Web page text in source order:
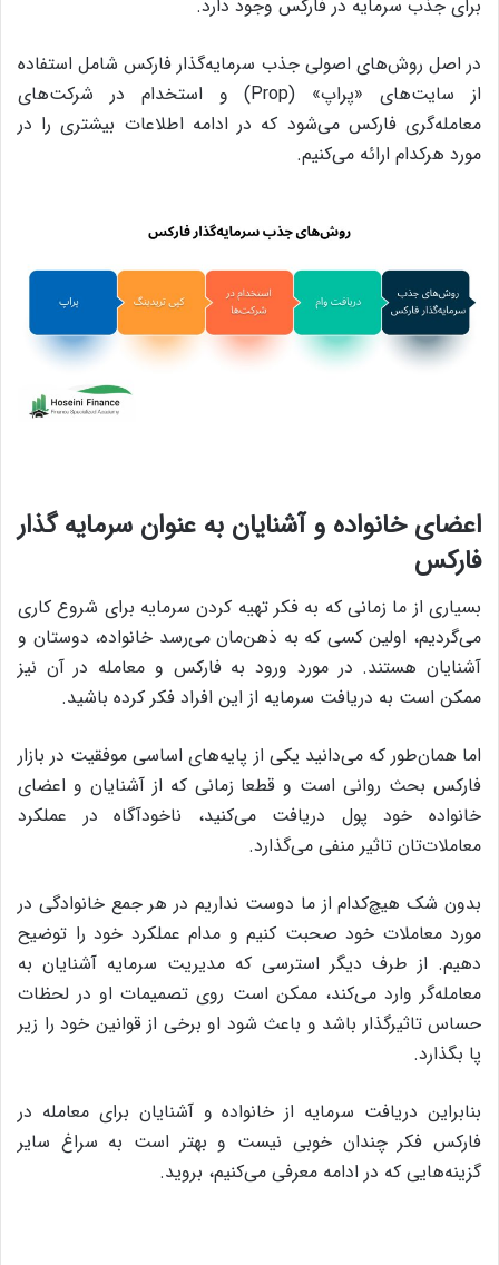
برای جذب سرمایه در فارکس وجود دارد.
در اصل روش‌های اصولی جذب سرمایه‌گذار فارکس شامل استفاده
از سایت‌های «پراپ» (Prop) و استخدام در شرکت‌های
معامله‌گری فارکس می‌شود که در ادامه اطلاعات بیشتری را در
مورد هرکدام ارائه می‌کنیم.
اعضای خانواده و آشنایان به عنوان سرمایه گذار
فارکس
بسیاری از ما زمانی که به فکر تهیه کردن سرمایه برای شروع کاری
می‌گردیم، اولین کسی که به ذهن‌مان می‌رسد خانواده، دوستان و
آشنایان هستند. در مورد ورود به فارکس و معامله در آن نیز
ممکن است به دریافت سرمایه از این افراد فکر کرده باشید.
اما همان‌طور که می‌دانید یکی از پایه‌های اساسی موفقیت در بازار
فارکس بحث روانی است و قطعا زمانی که از آشنایان و اعضای
خانواده خود پول دریافت می‌کنید، ناخودآگاه در عملکرد
معاملات‌تان تاثیر منفی می‌گذارد.
بدون شک هیچ‌کدام از ما دوست نداریم در هر جمع خانوادگی در
مورد معاملات خود صحبت کنیم و مدام عملکرد خود را توضیح
دهیم. از طرف دیگر استرسی که مدیریت سرمایه آشنایان به
معامله‌گر وارد می‌کند، ممکن است روی تصمیمات او در لحظات
حساس تاثیرگذار باشد و باعث شود او برخی از قوانین خود را زیر
پا بگذارد.
بنابراین دریافت سرمایه از خانواده و آشنایان برای معامله در
فارکس فکر چندان خوبی نیست و بهتر است به سراغ سایر
گزینه‌هایی که در ادامه معرفی می‌کنیم، بروید.